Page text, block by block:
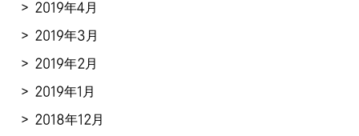
2019年4月
2019年3月
2019年2月
2019年1月
2018年12月